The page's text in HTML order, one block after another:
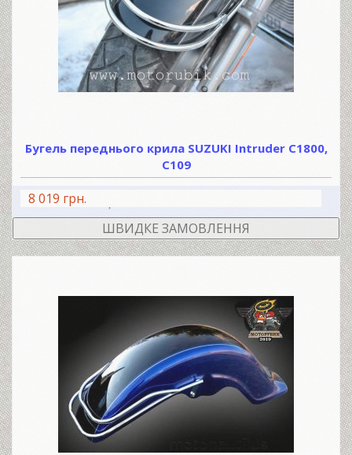
Бугель переднього крила SUZUKI Intruder C1800,
C109
8 019 грн.
ШВИДКЕ ЗАМОВЛЕННЯ